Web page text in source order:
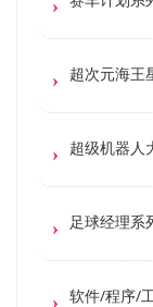
超次元海王
超级机器人
足球经理系
软件/程序/